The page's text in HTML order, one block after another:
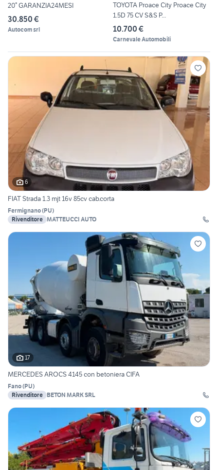
20° GARANZIA24MESI
30.850 €
Autocom srl
TOYOTA Proace City Proace City
1.5D 75 CV S&S P...
10.700 €
Carnevale Automobili
6
FIAT Strada 1.3 mjt 16v 85cv cab.corta
Fermignano(PU)
Rivenditore MATTEUCCI AUTO
17
MERCEDES AROCS 4145 con betoniera CIFA
Fano(PU)
Rivenditore BETON MARK SRL